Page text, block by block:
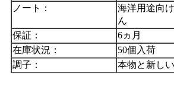
ノート：
海洋用途向
ん
保証：
6ヵ月
在庫状況：
50個入荷
調子：
本物と新しい